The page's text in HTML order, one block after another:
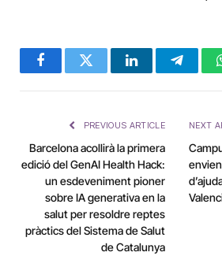
FacebookTwitter LinkedIn
PREVIOUS ARTICLE
Barcelona acollirà la primera
edició del GenAI Health Hack:
un esdeveniment pioner
sobre IA generativa en la
salut per resoldre reptes
pràctics del Sistema de Salut
de Catalunya
NEXT